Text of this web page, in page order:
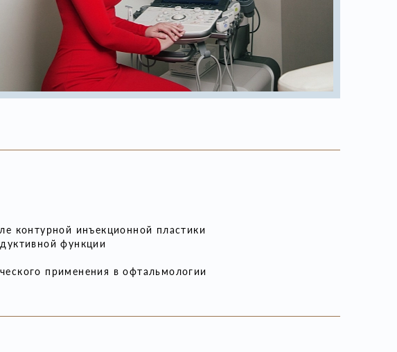
контурной инъекционной пластики
функции
применения в офтальмологии